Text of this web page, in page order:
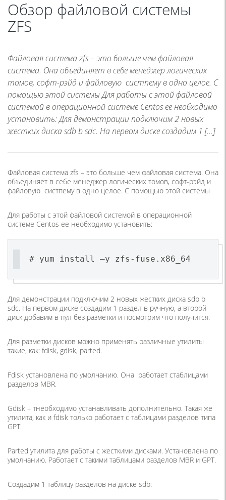
Обзор файловой системы
ZFS
Файловая система zfs – это больше чем файловая
система. Она объединяет в себе менеджер логических
томов, софт-рэйд и файловую систпему в одно целое. С
помощью этой системы Для работы с этой файловой
системой в операционной системе Centos ее необходимо
установить: Для демонстрации подключим 2 новых
жестких диска sdb b sdc. На первом диске создадим 1 […]
Файловая система zfs – это больше чем файловая система. Она
объединяет в себе менеджер логических томов, софт-рэйд и
файловую систпему в одно целое. С помощью этой системы
Для работы с этой файловой системой в операционной
системе Centos ее необходимо установить:
# yum install –y zfs-fuse.x86_64
Для демонстрации подключим 2 новых жестких диска sdb b
sdc. На первом диске создадим 1 раздел в ручную, а второй
диск добавим в пул без разметки и посмотрим что получится.
Для разметки дисков можно применять различные утилиты
такие, как: fdisk, gdisk, parted.
Fdisk установлена по умолчанию. Она работает cтаблицами
разделов MBR.
Gdisk – тнеобходимо устанавливать дополнительно. Такая же
утилита, как и fdisk только работает с таблицами разделов типа
GPT.
Parted утилита для работы с жесткими дисками. Установлена по
умолчанию. Работает с такими таблицами разделов MBR и GPT.
Создадим 1 таблицу разделов на диске sdb: